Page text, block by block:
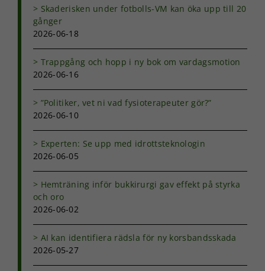
Skaderisken under fotbolls-VM kan öka upp till 20
gånger
2026-06-18
Trappgång och hopp i ny bok om vardagsmotion
2026-06-16
”Politiker, vet ni vad fysioterapeuter gör?”
2026-06-10
Experten: Se upp med idrottsteknologin
2026-06-05
Hemträning inför bukkirurgi gav effekt på styrka
och oro
2026-06-02
AI kan identifiera rädsla för ny korsbandsskada
2026-05-27